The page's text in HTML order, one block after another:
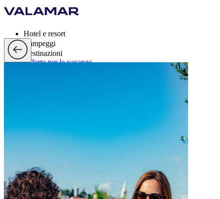
Hotel e resort
Campeggi
Destinazioni
Offerte per le vacanze
it, EUR